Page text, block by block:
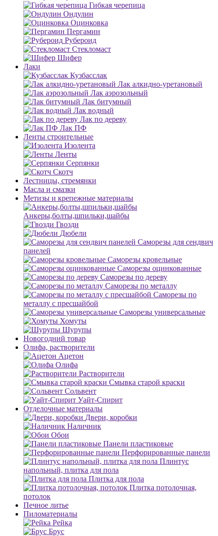
Гибкая черепица
Ондулин
Оцинковка
Пергамин
Рубероид
Стекломаст
Шифер
Лаки
Кузбасслак
Лак алкидно-уретановый
Лак аэрозольный
Лак битумный
Лак водный
Лак по дереву
Лак ПФ
Ленты строительные
Изолента
Ленты
Серпянки
Скотч
Лестницы, стремянки
Масла и смазки
Метизы и крепежные материалы
Анкеры,болты,шпильки,шайбы
Гвозди
Дюбели
Саморезы для сендвич
панелей
Саморезы кровельные
Саморезы оцинкованные
Саморезы по дереву
Саморезы по металлу
Саморезы по
металлу с пресшайбой
Саморезы универсальные
Хомуты
Шурупы
Новогодний товар
Олифа, растворители
Ацетон
Олифа
Растворители
Смывка старой краски
Сольвент
Уайт-Спирит
Отделочные материалы
Двери, коробки
Наличник
Обои
Панели пластиковые
Перфорированные панели
Плинтус
напольный, плитка для пола
Плитка для пола
Плитка потолочная,
потолок
Печное литье
Пиломатериалы
Рейка
Брус